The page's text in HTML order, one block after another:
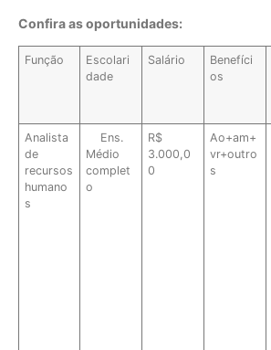
Confira as oportunidades:
Função
Escolari
dade
Salário
Benefíci
os
Analista
de
recursos
humano
s
Ens.
Médio
complet
o
R$
3.000,0
0
Ao+am+
vr+outro
s